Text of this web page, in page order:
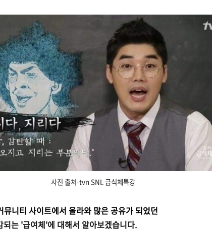
사진 출처-tvn SNL 급식체특강
니티 사이트에서 올라와 많은 공유가 되었던
되는 '급여체'에 대해서 알아보겠습니다.